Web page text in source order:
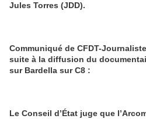
Jules Torres (JDD).
Communiqué de CFDT-
suite à la diffusion du
sur Bardella sur C8 :
Le Conseil d’État juge que